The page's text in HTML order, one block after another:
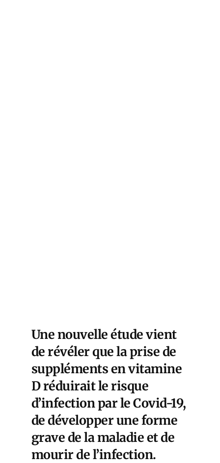
Une nouvelle étude vient
de révéler que la prise de
suppléments en vitamine
D réduirait le risque
d’infection par le Covid-19,
de développer une forme
grave de la maladie et de
mourir de l’infection.